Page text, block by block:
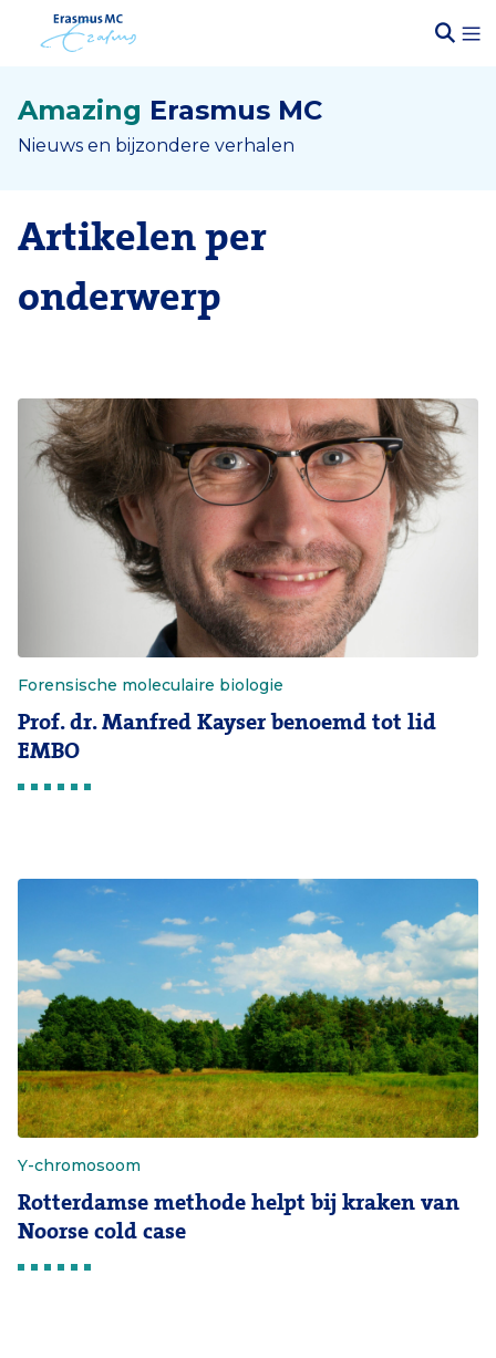
Amazing Erasmus MC
Nieuws en bijzondere verhalen
Artikelen per
onderwerp
Forensische moleculaire biologie
Prof. dr. Manfred Kayser benoemd tot lid
EMBO
Y-chromosoom
Rotterdamse methode helpt bij kraken van
Noorse cold case